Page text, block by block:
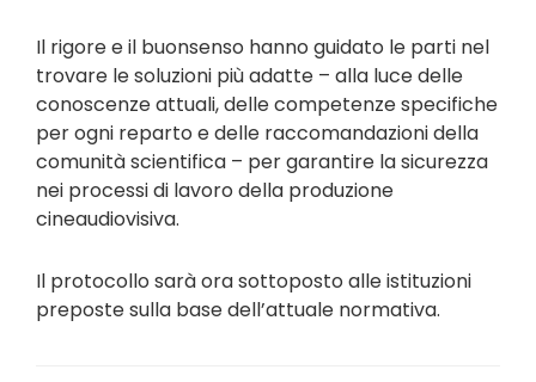
Il rigore e il buonsenso hanno guidato le parti nel
trovare le soluzioni più adatte – alla luce delle
conoscenze attuali, delle competenze specifiche
per ogni reparto e delle raccomandazioni della
comunità scientifica – per garantire la sicurezza
nei processi di lavoro della produzione
cineaudiovisiva.
Il protocollo sarà ora sottoposto alle istituzioni
preposte sulla base dell’attuale normativa.